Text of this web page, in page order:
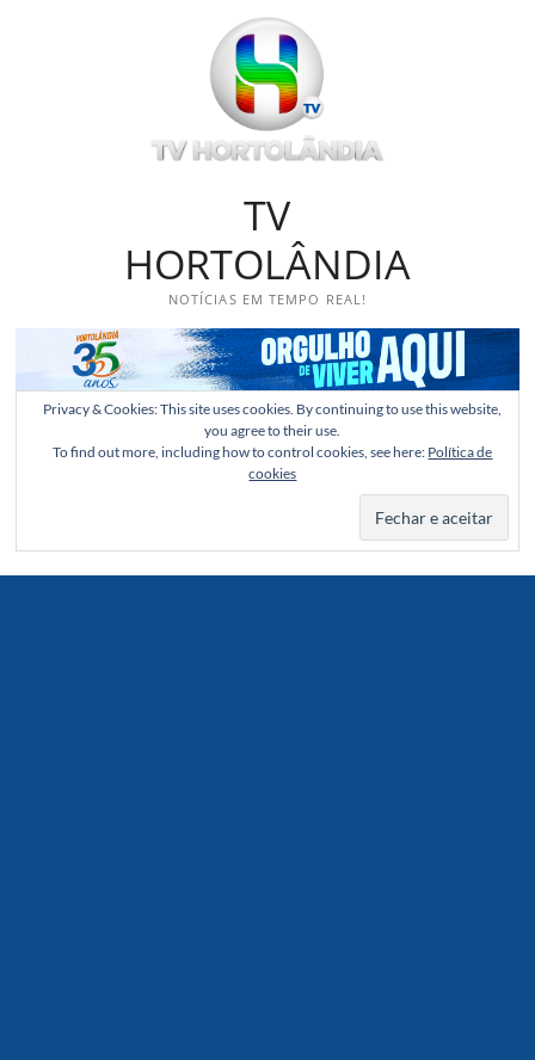
TV
HORTOLÂNDIA
NOTÍCIAS EM TEMPO REAL!
Privacy & Cookies: This site uses cookies. By continuing to use this website,
you agree to their use.
To find out more, including how to control cookies, see here: Política de
cookies